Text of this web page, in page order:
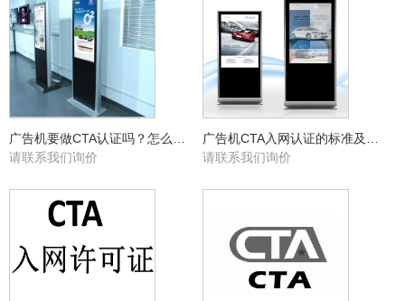
请联系我们询价
请联系我们询价